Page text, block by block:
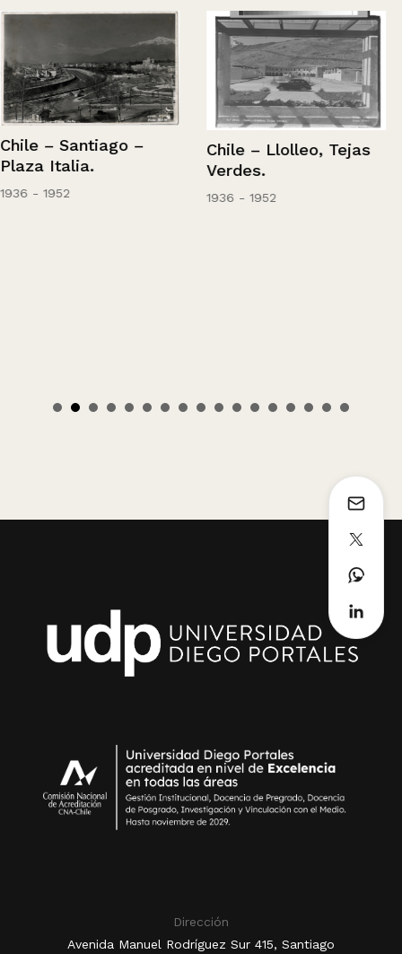
Chile – Santiago –
Plaza Italia.
1936 - 1952
Chile – Llolleo, Tejas
Verdes.
1936 - 1952
Dirección
Avenida Manuel Rodríguez Sur 415, Santiago